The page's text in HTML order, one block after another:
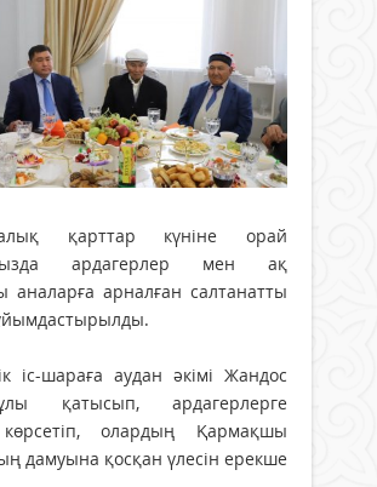
қарттар күніне орай
ардагерлер мен ақ
аналарға арналған салтанатты
іс-шараға аудан әкімі Жандос
қатысып, ардагерлерге
олардың Қармақшы
дамуына қосқан үлесін ерекше